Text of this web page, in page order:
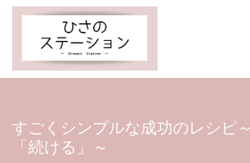
すごくシンプルな成功のレシピ
「続ける」～